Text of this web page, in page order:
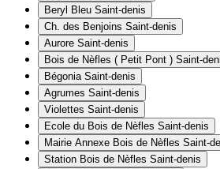
Beryl Bleu Saint-denis
Ch. des Benjoins Saint-denis
Aurore Saint-denis
Bois de Nèfles ( Petit Pont ) Saint-
Bégonia Saint-denis
Agrumes Saint-denis
Violettes Saint-denis
Ecole du Bois de Nèfles Saint-denis
Mairie Annexe Bois de Nèfles Saint-
Station Bois de Nèfles Saint-denis